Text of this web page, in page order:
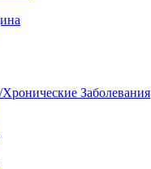
Заболевания